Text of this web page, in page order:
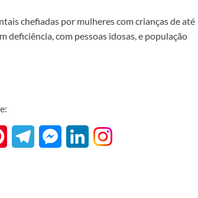
chefiadas por mulheres com crianças de até
deficiência, com pessoas idosas, e população